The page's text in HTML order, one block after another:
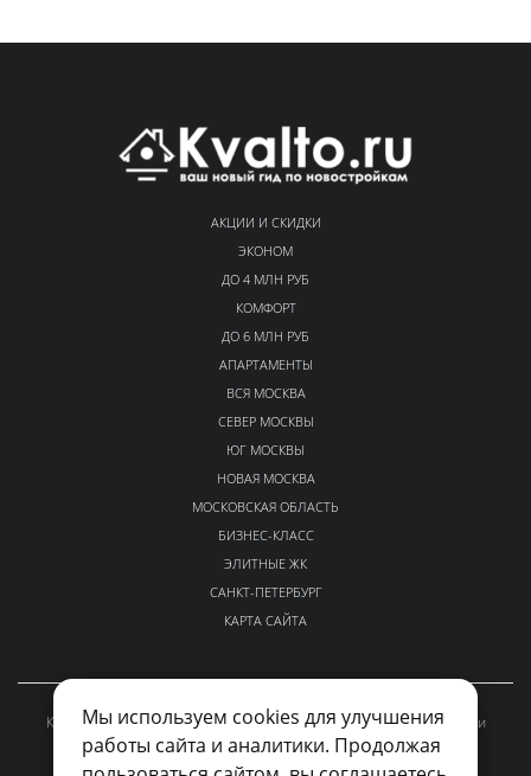
Мы используем cookies для улучшения
работы сайта и аналитики. Продолжая
АКЦИИ И СКИДКИ
ЭКОНОМ
ДО 4 МЛН РУБ
КОМФОРТ
ДО 6 МЛН РУБ
АПАРТАМЕНТЫ
ВСЯ МОСКВА
СЕВЕР МОСКВЫ
ЮГ МОСКВЫ
НОВАЯ МОСКВА
МОСКОВСКАЯ ОБЛАСТЬ
БИЗНЕС-КЛАСС
ЭЛИТНЫЕ ЖК
САНКТ-ПЕТЕРБУРГ
КАРТА САЙТА
Каталог проверенных новостроек Москвы и Московской области
kvalto-sales@yandex.ru